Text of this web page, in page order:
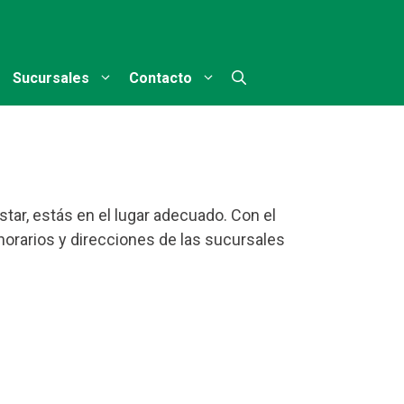
Sucursales Contacto
estás en el lugar adecuado. Con el
y direcciones de las sucursales